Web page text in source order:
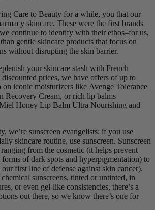
Care to Beauty for a while, you that our
skincare. These were the first brands
continue to identify with their ethos–for us,
gentle skincare products that focus on
without disrupting the skin barrier.
your skincare stash with French
prices, we have offers of up to
on iconic moisturizers like Avenge Tolerance
Recovery Cream, or rich lip balms
Honey Lip Balm Ultra Nourishing and
we’re sunscreen evangelists: if you use
skincare routine, use sunscreen. Sunscreen
from the cosmetic (it helps prevent
of dark spots and hyperpigmentation) to
our first line of defense against skin cancer).
sunscreens, tinted or untinted, in
or even gel-like consistencies, there’s a
out there, so we know there’s one for